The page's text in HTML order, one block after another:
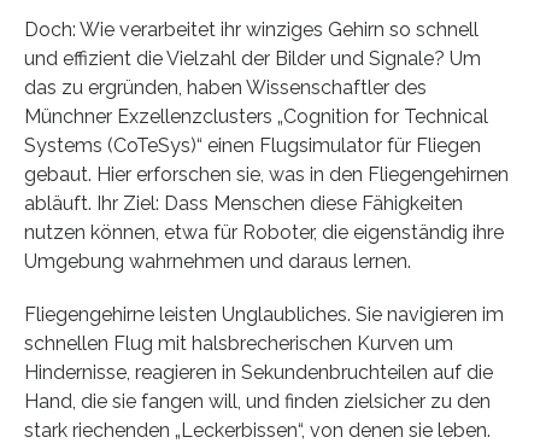
Doch: Wie verarbeitet ihr winziges Gehirn so schnell
und effizient die Vielzahl der Bilder und Signale? Um
das zu ergründen, haben Wissenschaftler des
Münchner Exzellenzclusters „Cognition for Technical
Systems (CoTeSys)“ einen Flugsimulator für Fliegen
gebaut. Hier erforschen sie, was in den Fliegengehirnen
abläuft. Ihr Ziel: Dass Menschen diese Fähigkeiten
nutzen können, etwa für Roboter, die eigenständig ihre
Umgebung wahrnehmen und daraus lernen.
Fliegengehirne leisten Unglaubliches. Sie navigieren im
schnellen Flug mit halsbrecherischen Kurven um
Hindernisse, reagieren in Sekundenbruchteilen auf die
Hand, die sie fangen will, und finden zielsicher zu den
stark riechenden „Leckerbissen“, von denen sie leben.